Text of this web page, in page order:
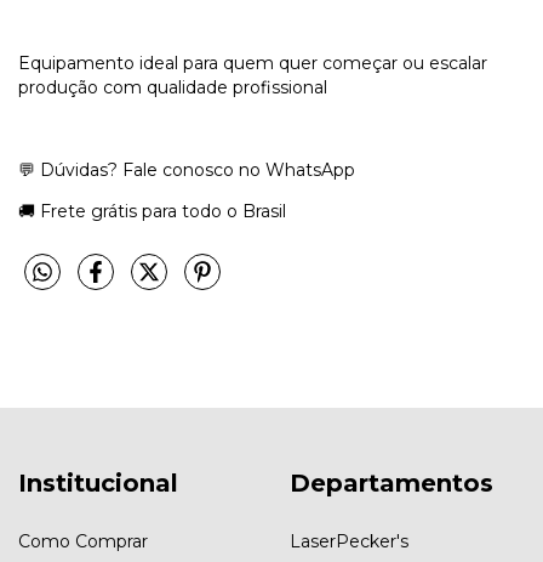
Equipamento ideal para quem quer começar ou escalar
produção com qualidade profissional
💬 Dúvidas? Fale conosco no WhatsApp
🚚 Frete grátis para todo o Brasil
Institucional
Como Comprar
Departamentos
LaserPecker's